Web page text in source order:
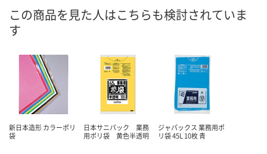
8月21日（金）
カゴへ カゴへ
この商品を見た人はこちらも検討されていま
す
新日本造形 カラーポリ
袋
日本サニパック 業務
用ポリ袋 黄色半透明
ジャパックス 業務用ポ
リ袋 45L 10枚 青